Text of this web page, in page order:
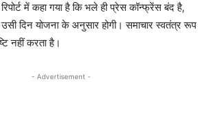
में कहा गया है कि भले ही प्रेस कॉन्फ्रेंस बंद है,
दिन योजना के अनुसार होगी। समाचार स्वतंत्र रूप
नहीं करता है।
- Advertisement -